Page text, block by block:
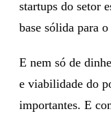
startups do setor
base sólida para
E nem só de
e viabilidade do
importantes. E